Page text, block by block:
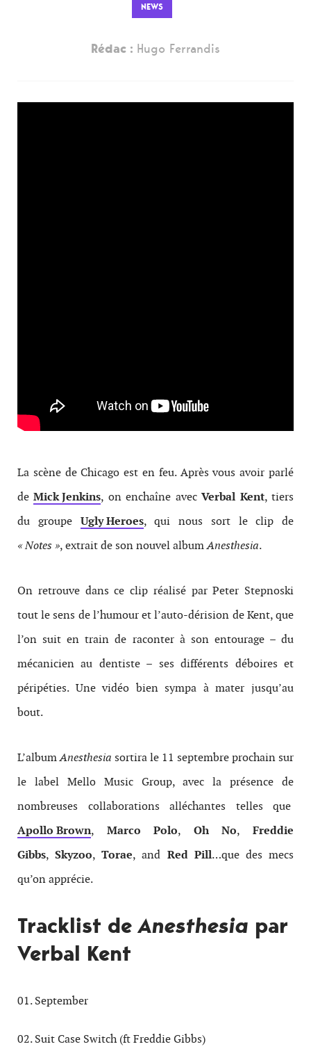
NEWS
Rédac : Hugo Ferrandis
La scène de Chicago est en feu. Après vous avoir parlé
deMick Jenkins, on enchaîne avecVerbal Kent, tiers
du groupe Ugly Heroes, qui nous sort le clip de
« Notes », extrait de son nouvel albumAnesthesia.
On retrouve dans ce clip réalisé par Peter Stepnoski
tout le sens de l’humour et l’auto-dérision de Kent, que
l’on suit en train de raconter à son entourage – du
mécanicien au dentiste – ses différents déboires et
péripéties. Une vidéo bien sympa à mater jusqu’au
bout.
L’albumAnesthesia sortira le 11 septembre prochain sur
le label Mello Music Group, avec la présence de
nombreuses collaborations alléchantes telles que
Apollo Brown, Marco Polo, Oh No,Freddie
Gibbs,Skyzoo,Torae, and Red Pill…que des mecs
qu’on apprécie.
Tracklist deAnesthesia par
Verbal Kent
01. September
02. Suit Case Switch (ft Freddie Gibbs)